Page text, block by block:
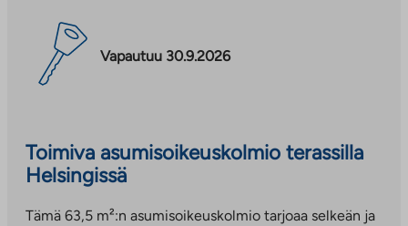
Vapautuu 30.9.2026
Toimiva asumisoikeuskolmio terassilla
Helsingissä
Tämä 63,5 m²:n asumisoikeuskolmio tarjoaa selkeän ja